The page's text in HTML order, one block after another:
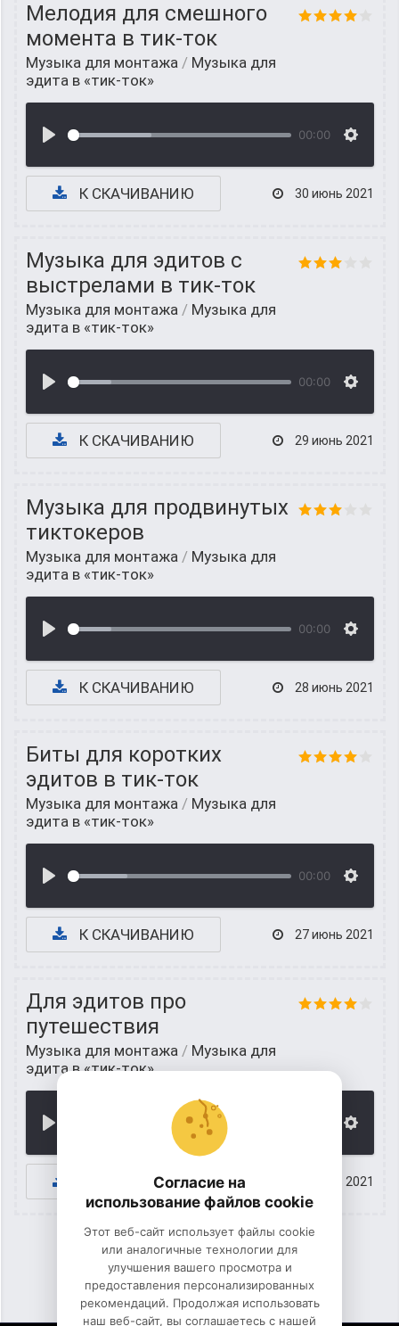
Мелодия для смешного
момента в тик-ток
Музыка для монтажа / Музыка для
эдита в «тик-ток»
00:00
К СКАЧИВАНИЮ 30 июнь 2021
Музыка для эдитов с
выстрелами в тик-ток
Музыка для монтажа / Музыка для
эдита в «тик-ток»
00:00
К СКАЧИВАНИЮ 29 июнь 2021
Музыка для продвинутых
тиктокеров
Музыка для монтажа / Музыка для
эдита в «тик-ток»
00:00
К СКАЧИВАНИЮ 28 июнь 2021
Биты для коротких
эдитов в тик-ток
Музыка для монтажа / Музыка для
эдита в «тик-ток»
00:00
К СКАЧИВАНИЮ 27 июнь 2021
Для эдитов про
путешествия
Музыка для монтажа / Музыка для
эдита в «тик-ток»
К СКАЧИВАНИЮ 26 июнь 2021
Согласие на
использование файлов cookie
Этот веб-сайт использует файлы cookie
или аналогичные технологии для
улучшения вашего просмотра и
предоставления персонализированных
рекомендаций. Продолжая использовать
наш веб-сайт, вы соглашаетесь с нашей